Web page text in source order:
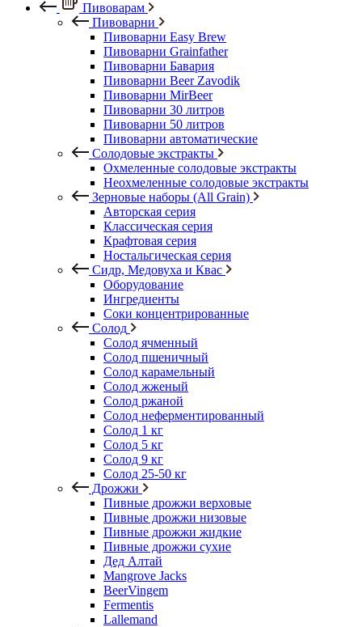
Пивоварам
Пивоварни
Пивоварни Easy Brew
Пивоварни Grainfather
Пивоварни Бавария
Пивоварни Beer Zavodik
Пивоварни MirBeer
Пивоварни 30 литров
Пивоварни 50 литров
Пивоварни автоматические
Солодовые экстракты
Охмеленные солодовые экстракты
Неохмеленные солодовые экстракты
Зерновые наборы (All Grain)
Авторская серия
Классическая серия
Крафтовая серия
Ностальгическая серия
Сидр, Медовуха и Квас
Оборудование
Ингредиенты
Соки концентрированные
Солод
Солод ячменный
Солод пшеничный
Солод карамельный
Солод жженый
Солод ржаной
Солод неферментированный
Солод 1 кг
Солод 5 кг
Солод 9 кг
Солод 25-50 кг
Дрожжи
Пивные дрожжи верховые
Пивные дрожжи низовые
Пивные дрожжи жидкие
Пивные дрожжи сухие
Дед Алтай
Mangrove Jacks
BeerVingem
Fermentis
Lallemand